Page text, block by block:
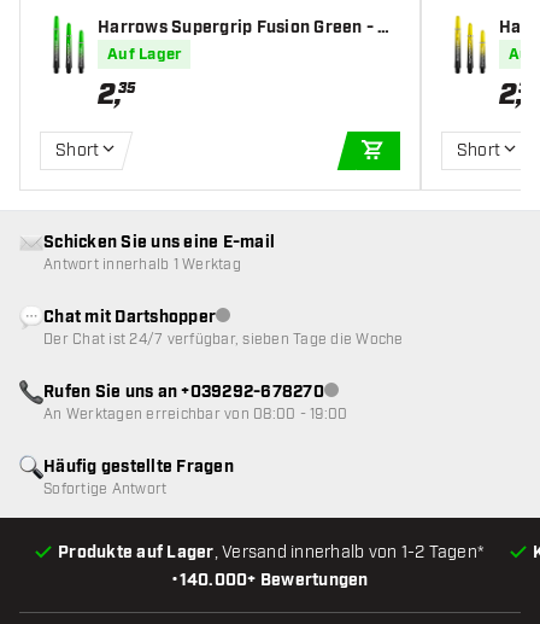
Harrows Supergrip Fusion Green - Da
rt Shafts
Auf Lager
2,35
Short
IN DEN
art
Auf
2,35
Short
•140.000+ Bewertungen
Produkte auf Lager, Versand innerhalb von 1-2 Tagen*
Häufig gestellte Fragen
Sofortige Antwort
Schicken Sie uns eine E-mail
Antwort innerhalb 1 Werktag
Chat mit DartshopperKundenservice nicht verfügbar
Der Chat ist 24/7 verfügbar, sieben Tage die Woche
Rufen Sie uns an +039292-678270Kundenservice nicht
An Werktagen erreichbar von 08:00 - 19:00